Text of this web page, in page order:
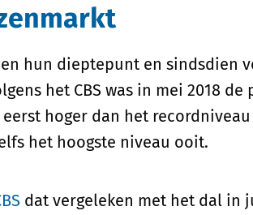
hun dieptepunt en sindsdien
het CBS was in mei 2018 de
hoger dan het recordniveau
het hoogste niveau ooit.
dat vergeleken met het dal in